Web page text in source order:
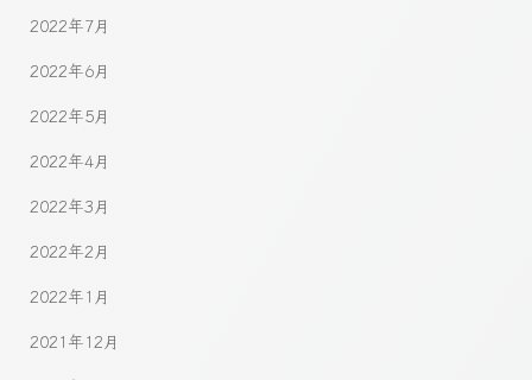
2022年7月
2022年6月
2022年5月
2022年4月
2022年3月
2022年2月
2022年1月
2021年12月